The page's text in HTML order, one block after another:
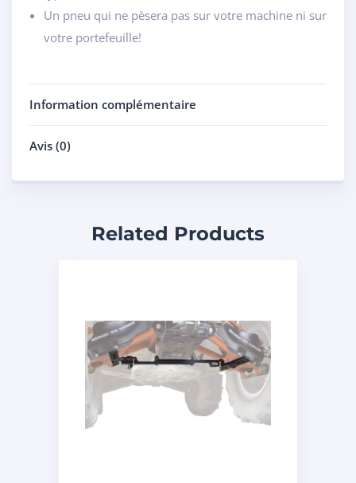
Un pneu qui ne pèsera pas sur votre machine ni sur
votre portefeuille!
Information complémentaire
Avis (0)
Related Products